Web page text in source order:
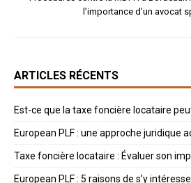
l’importance d’un avocat
ARTICLES RÉCENTS
Est-ce que la taxe foncière locataire
European PLF : une approche juridique
Taxe foncière locataire : Évaluer son
European PLF : 5 raisons de s’y